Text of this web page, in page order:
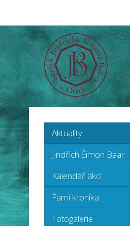
Aktuality
Jindřich Šimon Baar
Kalendář akcí
Farní kronika
Fotogalerie